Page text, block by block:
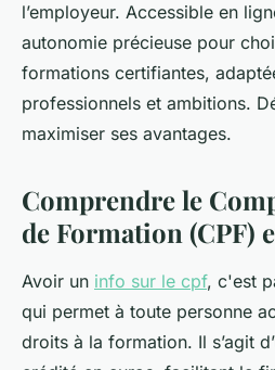
l’employeur. Accessible en
autonomie précieuse pour
formations certifiantes,
professionnels et ambitions.
maximiser ses avantages.
Comprendre le
de Formation (CPF)
Avoir un info sur le cpf, c'est
qui permet à toute personne
droits à la formation. Il s’agit